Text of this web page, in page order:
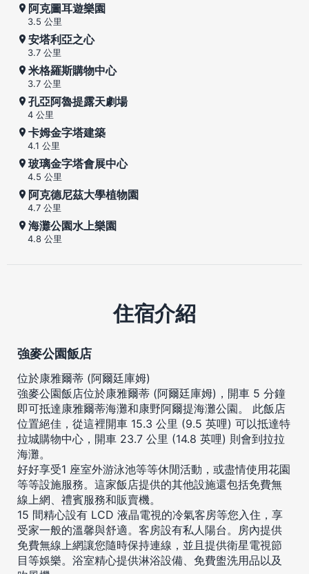
阿克圖耳遊樂園
3.5 公里
安塔利亞之心
3.7 公里
米格羅斯購物中心
3.7 公里
孔亞阿魯提露天劇場
4 公里
卡姆金字塔建築
4.1 公里
玻璃金字塔會展中心
4.5 公里
阿克德尼茲大學植物園
4.7 公里
海灘公園水上樂園
4.8 公里
住宿介紹
強麥公園飯店
位於康雅爾蒂 (阿爾廷庫姆)
強麥公園飯店位於康雅爾蒂 (阿爾廷庫姆)，開車 5 分鐘
即可抵達康雅爾蒂海灘和康野阿爾提海灘公園。 此飯店
位置絕佳，從這裡開車 15.3 公里 (9.5 英哩) 可以抵達特
拉城購物中心，開車 23.7 公里 (14.8 英哩) 則會到拉拉
海灘。
好好享受1 座室外游泳池等等休閒活動，或盡情使用花園
等等設施服務。這家飯店提供的其他設施還包括免費無
線上網、禮賓服務和販賣機。
15 間精心設有 LCD 液晶電視的冷氣客房等您入住，享
受家一般的溫馨與舒適。客房設有私人陽台。房內提供
免費無線上網讓您隨時保持連線，並且提供衛星電視節
目等娛樂。浴室精心提供淋浴設備、免費盥洗用品以及